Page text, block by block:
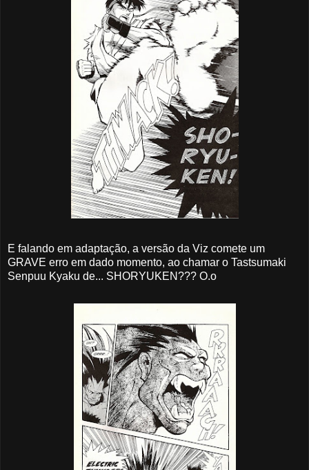
E falando em adaptação, a versão da Viz comete um
GRAVE erro em dado momento, ao chamar o Tastsumaki
Senpuu Kyaku de... SHORYUKEN??? O.o